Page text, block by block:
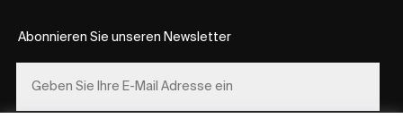
Abonnieren Sie unseren Newsletter